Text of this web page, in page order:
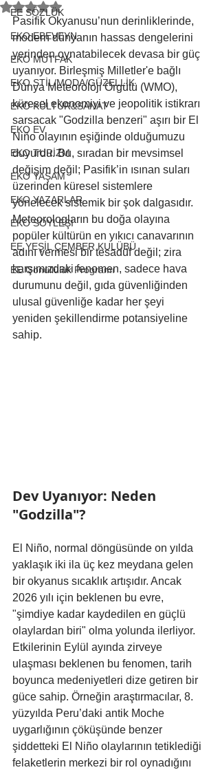
EE SÖZLÜK
EKO EBEVEYN
EKO MUTFAK
EKO STİL/MODA/GÜZELLİK
EKO KÜLTÜR&SANAT
EKO EV
EKO TURİZM
EKO YAŞAM
EKO YAZARLAR
EKO SÖYLEŞİ
EE YEŞİL ÇEMBER KULÜBÜ
EE Gönüllülük Programı
5 üzerinden NaN yıldız
Pasifik Okyanusu’nun derinliklerinde,
modern dünyanın hassas dengelerini
yerinden oynatabilecek devasa bir güç
uyanıyor. Birleşmiş Milletler'e bağlı
Dünya Meteoroloji Örgütü (WMO),
küresel ekonomiyi ve jeopolitik istikrarı
sarsacak "Godzilla benzeri" aşırı bir El
Niño olayının eşiğinde olduğumuzu
duyurdu. Bu, sıradan bir mevsimsel
değişim değil; Pasifik’in ısınan suları
üzerinden küresel sistemlere
yönelecek sistemik bir şok dalgasıdır.
Meteorologların bu doğa olayına
popüler kültürün en yıkıcı canavarının
adını vermesi bir tesadüf değil; zira
karşımızdaki fenomen, sadece hava
durumunu değil, gıda güvenliğinden
ulusal güvenliğe kadar her şeyi
yeniden şekillendirme potansiyeline
sahip.
Dev Uyanıyor: Neden
"Godzilla"?
El Niño, normal döngüsünde on yılda
yaklaşık iki ila üç kez meydana gelen
bir okyanus sıcaklık artışıdır. Ancak
2026 yılı için beklenen bu evre,
"şimdiye kadar kaydedilen en güçlü
olaylardan biri" olma yolunda ilerliyor.
Etkilerinin Eylül ayında zirveye
ulaşması beklenen bu fenomen, tarih
boyunca medeniyetleri dize getiren bir
güce sahip. Örneğin araştırmacılar, 8.
yüzyılda Peru’daki antik Moche
uygarlığının çöküşünde benzer
şiddetteki El Niño olaylarının tetiklediği
felaketlerin merkezi bir rol oynadığını